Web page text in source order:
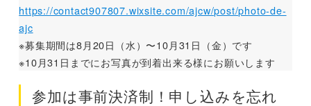
https://contact907807.wixsite.com/ajcw/post/photo-de-
ajc
※募集期間は8月20日（水）〜10月31日（金）です
※10月31日までにお写真が到着出来る様にお願いします
参加は事前決済制！申し込みを忘れ